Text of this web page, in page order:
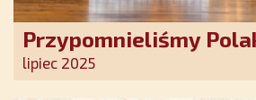
Przypomnieliśmy
obecności Anioła
lipiec 2025